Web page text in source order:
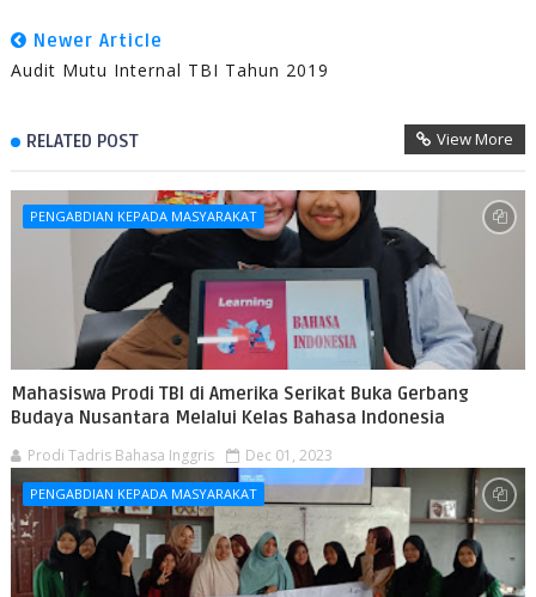
Newer Article
Audit Mutu Internal TBI Tahun 2019
RELATED POST View More
PENGABDIAN KEPADA MASYARAKAT
Mahasiswa Prodi TBI di Amerika Serikat Buka Gerbang
Budaya Nusantara Melalui Kelas Bahasa Indonesia
Prodi Tadris Bahasa Inggris Dec 01, 2023
PENGABDIAN KEPADA MASYARAKAT